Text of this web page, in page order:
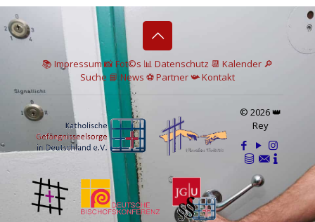
📚 Impressum📸Fot©s 📊 Datenschutz 📆 Kalender 🔎
Suche 📘 News ⚽Partner📯Kontakt
© 2026 👑
Rey